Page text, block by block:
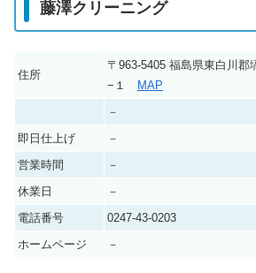
藤澤クリーニング
住所
〒963-5405 福島県東白川郡
−１
MAP
－
即日仕上げ
－
営業時間
－
休業日
－
電話番号
0247-43-0203
ホームページ
－